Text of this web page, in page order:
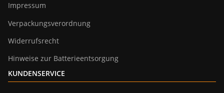
Impressum
Verpackungsverordnung
Widerrufsrecht
Hinweise zur Batterieentsorgung
KUNDENSERVICE